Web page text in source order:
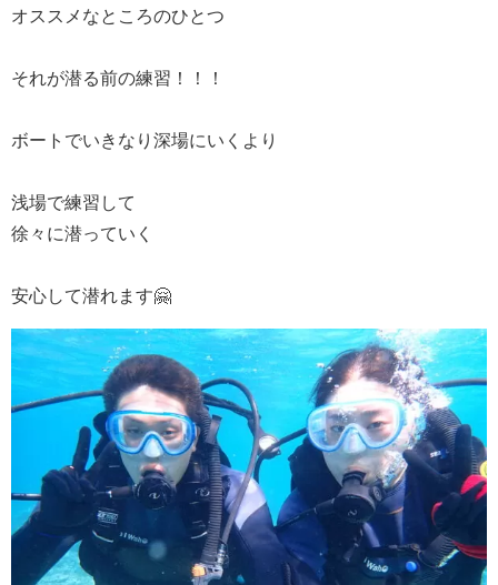
オススメなところのひとつ
それが潜る前の練習！！！
ボートでいきなり深場にいくより
浅場で練習して
徐々に潜っていく
安心して潜れます🤗